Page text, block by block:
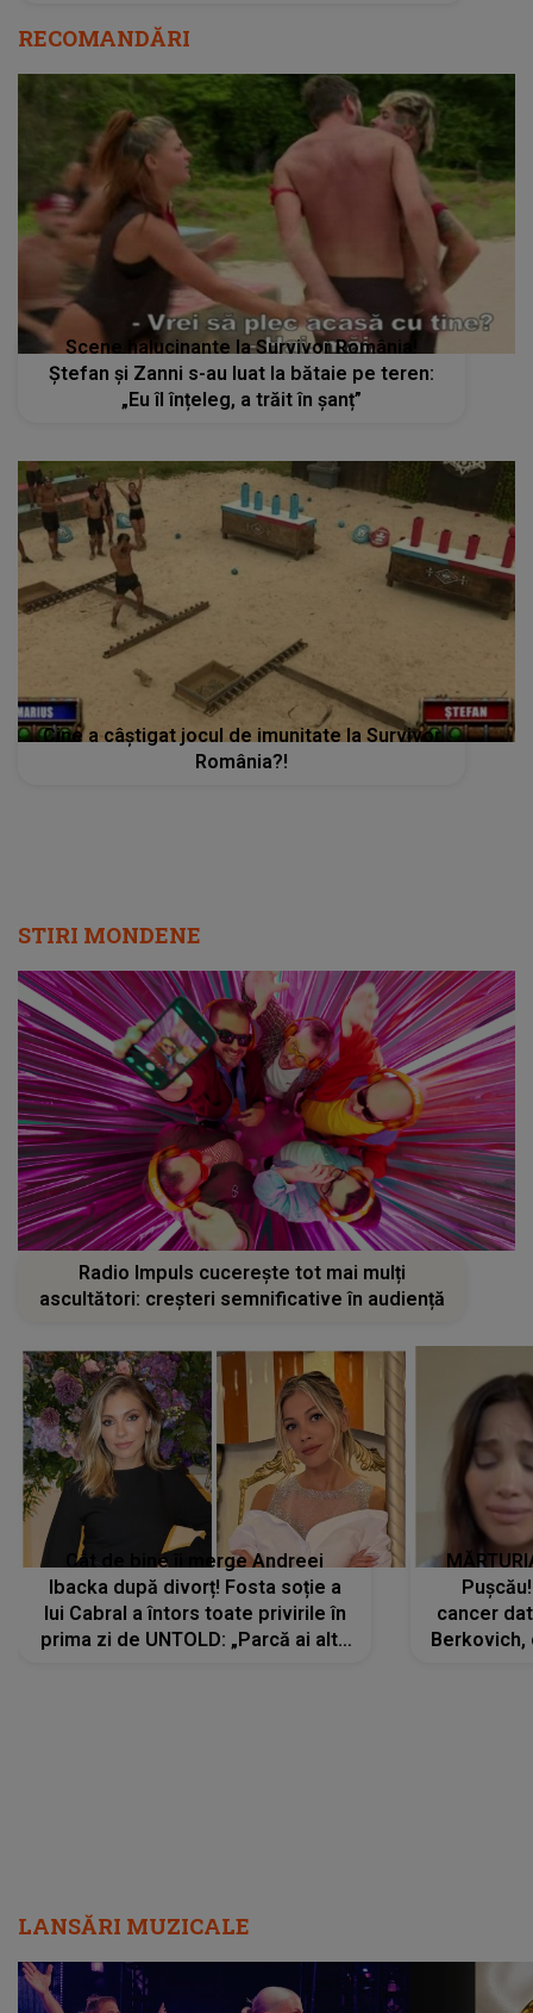
RECOMANDĂRI
Scene halucinante la Survivor România!
Ștefan și Zanni s-au luat la bătaie pe teren:
„Eu îl înțeleg, a trăit în șanț”
Cine a câștigat jocul de imunitate la Survivor
România?!
STIRI MONDENE
Radio Impuls cucerește tot mai mulți
ascultători: creșteri semnificative în audiență
Cât de bine îi merge Andreei
Ibacka după divorț! Fosta soție a
lui Cabral a întors toate privirile în
prima zi de UNTOLD: „Parcă ai altă
cancer
Berkovich,
LANSĂRI MUZICALE